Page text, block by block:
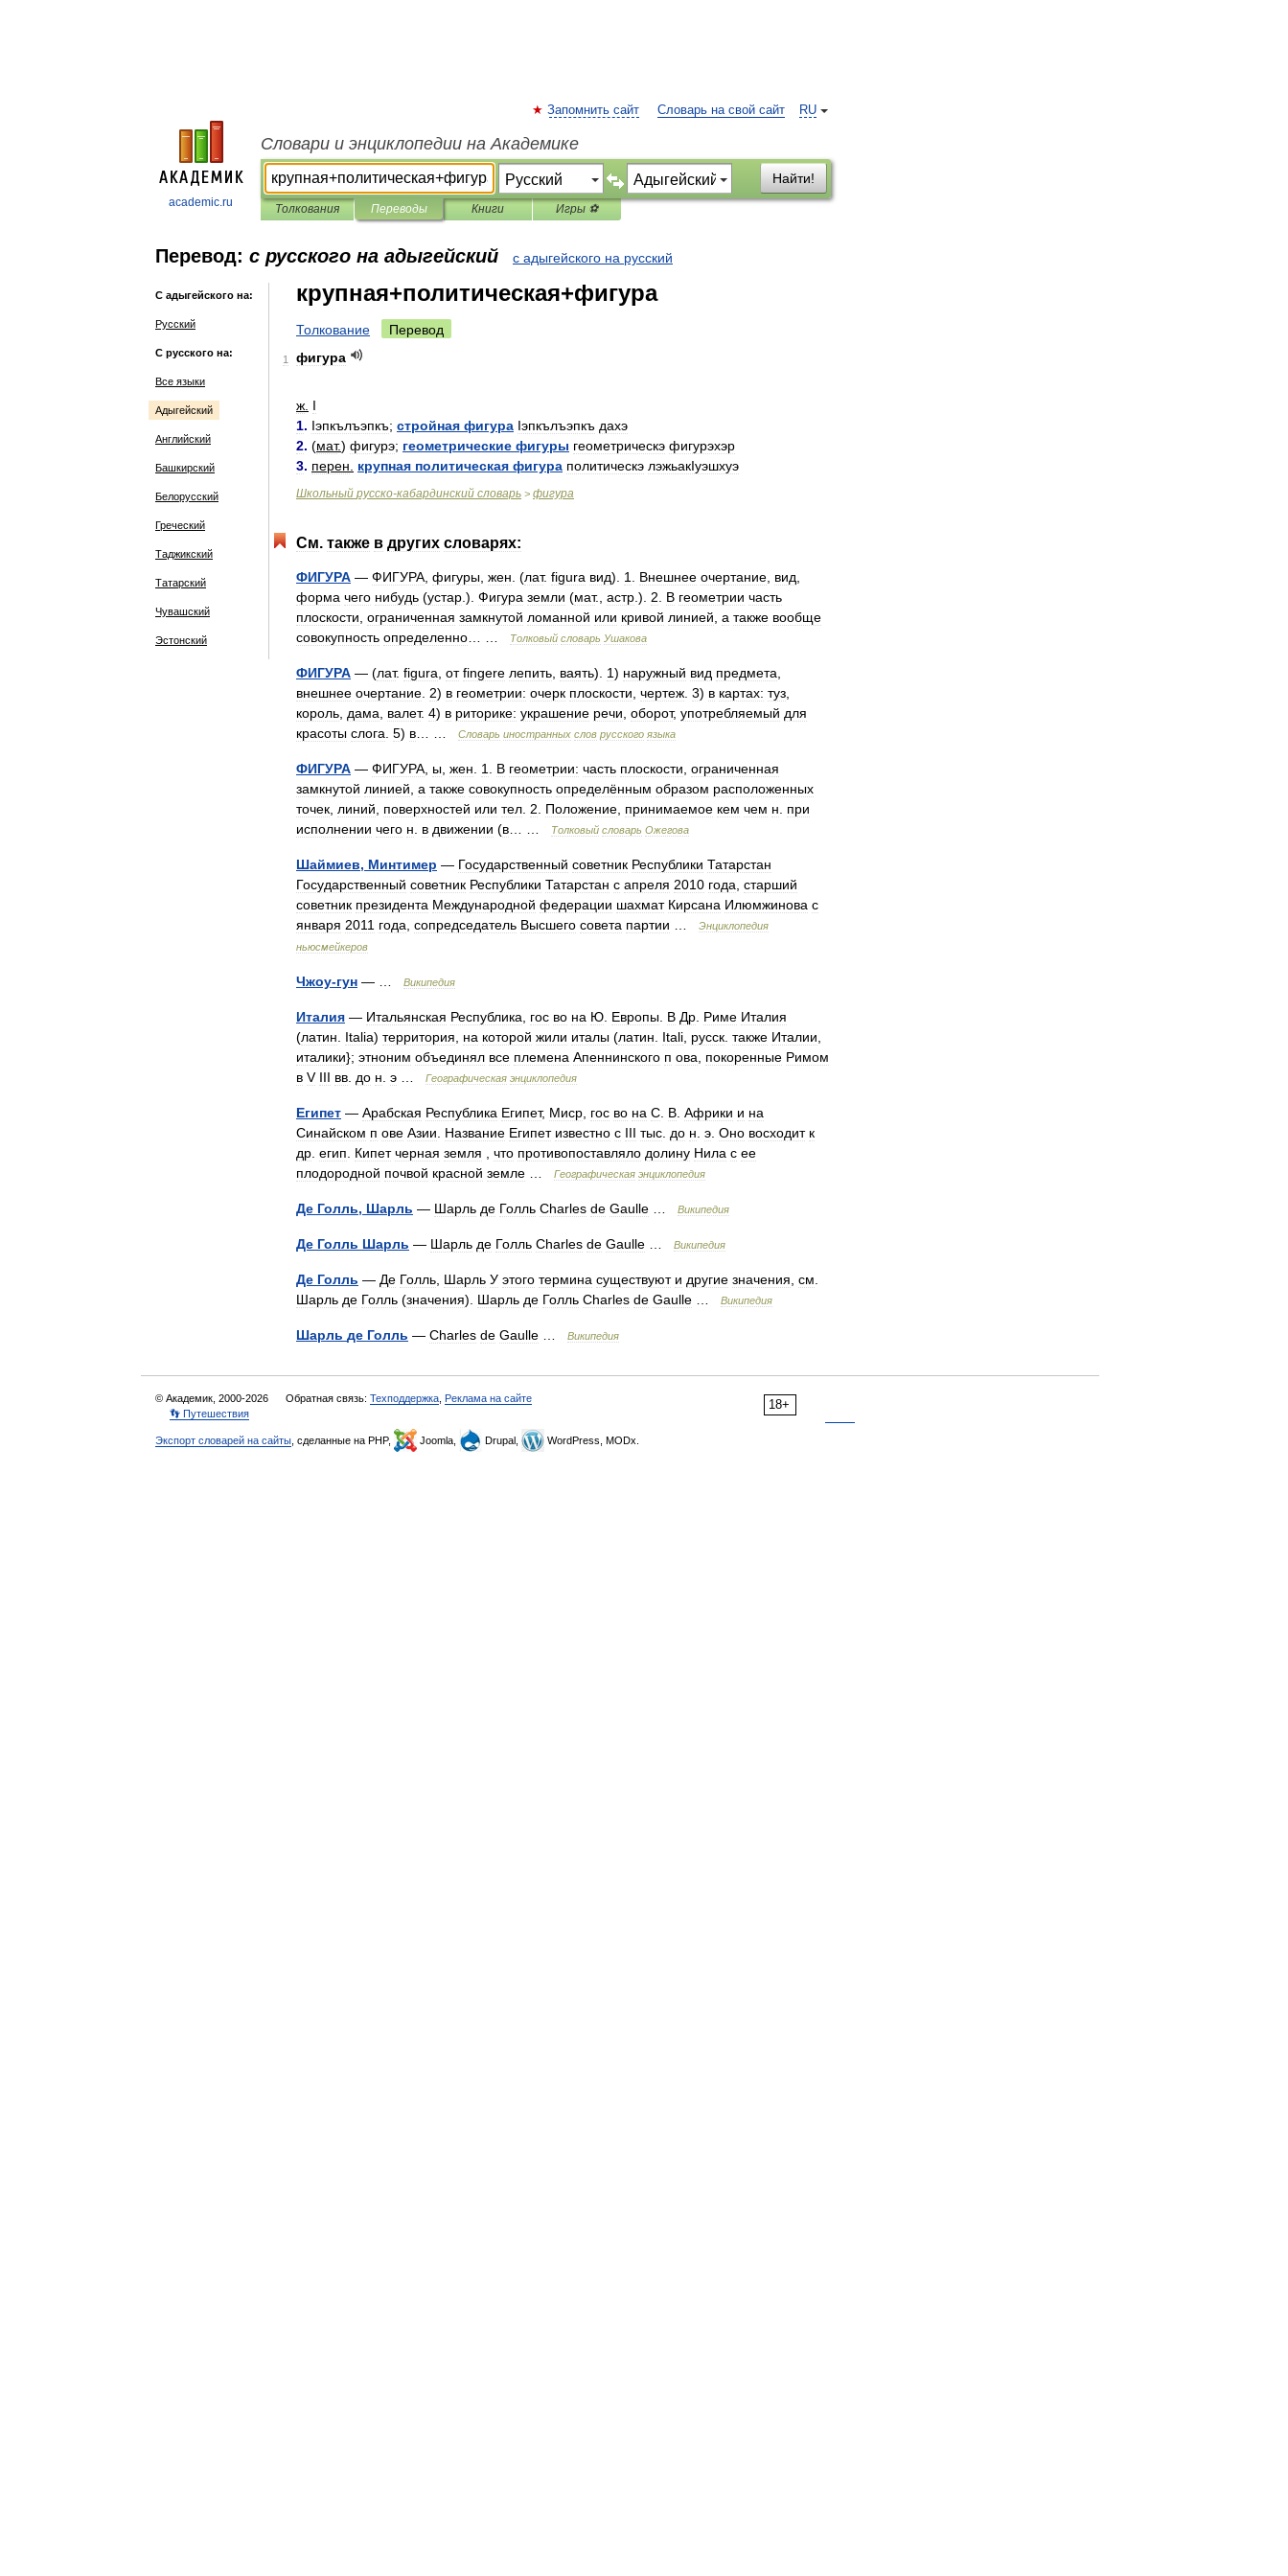
academic.ru
RU
Запомнить сайт Словарь на свой сайт
Словари и энциклопедии на Академике
Найти!
Толкования Переводы Книги Игры ⚽
Перевод: с русского на адыгейский с адыгейского на русский
С адыгейского на:
Русский
С русского на:
Все языки
Адыгейский
Английский
Башкирский
Белорусский
Греческий
Таджикский
Татарский
Чувашский
Эстонский
крупная+политическая+фигура
Толкование Перевод
1 фигура
ж I
1. Iэпкълъэпкъ; стройная фигура Iэпкълъэпкъ дахэ
2. (мат.) фигурэ; геометрические фигуры геометрическэ фигурэхэр
3. перен крупная политическая фигура политическэ лэжьакIуэшхуэ
Школьный русско-кабардинский словарь > фигура
См. также в других словарях:
ФИГУРА — ФИГУРА фигуры жен . (лат. figura вид). 1 Внешнее очертание вид
форма чего нибудь (устар .). Фигура земли (мат., астр .). 2 В геометрии часть
плоскости ограниченная замкнутой ломанной или кривой линией а также вообще
совокупность определенно Толковый словарь Ушакова
ФИГУРА — (лат. figura от fingere лепить ваять). 1) наружный вид предмета
внешнее очертание 2) в геометрии: очерк плоскости чертеж 3) в картах: туз
король дама валет. 4) в риторике: украшение речи оборот, употребляемый для
красоты слога 5) в Словарь иностранных слов русского языка
ФИГУРА — ФИГУРА ы жен 1 В геометрии: часть плоскости ограниченная
замкнутой линией а также совокупность определённым образом расположенных
точек линий поверхностей или тел 2 Положение принимаемое кем чем н
при
исполнении чего н в движении (в Толковый словарь Ожегова
Шаймиев, Минтимер — Государственный советник Республики Татарстан
Государственный советник Республики Татарстан с апреля 2010 года старший
советник президента Международной федерации шахмат Кирсана Илюмжинова с
января 2011 года сопредседатель Высшего совета партии
Энциклопедия
ньюсмейкеров
Чжоу-гун — … Википедия
Италия — Итальянская Республика гос во на Ю Европы В Др Риме Италия
(латин Italia) территория на которой жили италы (латин Itali русск также Италии
италики}; этноним объединял все племена Апеннинского п ова покоренные Римом
в V III вв до н э Географическая энциклопедия
Египет — Арабская Республика Египет, Миср гос во на С В Африки и на
Синайском п ове Азии Название Египет известно с III тыс до н э Оно восходит к
др егип Кипет черная земля что противопоставляло долину Нила с ее
плодородной почвой красной земле Географическая энциклопедия
Де Голль, Шарль — Шарль де Голль Charles de Gaulle Википедия
Де Голль Шарль — Шарль де Голль Charles de Gaulle Википедия
Де Голль — Де Голль Шарль У этого термина существуют и другие значения см
Шарль де Голль (значения). Шарль де Голль Charles de Gaulle Википедия
Шарль де Голль — Charles de Gaulle Википедия
18+
© Академик, 2000-2026 Обратная связь: Техподдержка Реклама на сайте
👣 Путешествия
Экспорт словарей на сайты , сделанные на PHP, Joomla, Drupal, WordPress, MODx.